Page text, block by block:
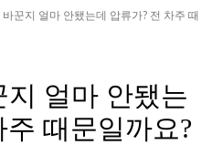
꾼지 얼마 안됐는데 압류가? 전 차주 때
얼마 안됐는
때문일까요?